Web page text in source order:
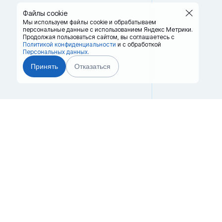
Файлы cookie
Мы используем файлы cookie и обрабатываем
персональные данные с использованием Яндекс Метрики.
Продолжая пользоваться сайтом, вы соглашаетесь с
Политикой конфиденциальности и с обработкой
Персональных данных.
Принять Отказаться